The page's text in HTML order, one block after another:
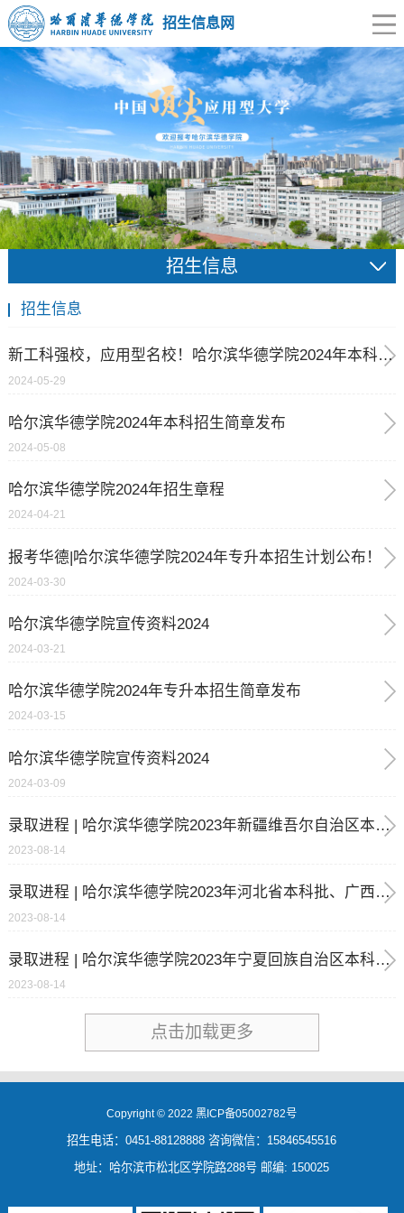
招生信息网
招生信息
招生信息
新工科强校，应用型名校！哈尔滨华德学院2024年本科招生指南！
2024-05-29
哈尔滨华德学院2024年本科招生简章发布
2024-05-08
哈尔滨华德学院2024年招生章程
2024-04-21
报考华德|哈尔滨华德学院2024年专升本招生计划公布！
2024-03-30
哈尔滨华德学院宣传资料2024
2024-03-21
哈尔滨华德学院2024年专升本招生简章发布
2024-03-15
哈尔滨华德学院宣传资料2024
2024-03-09
录取进程 | 哈尔滨华德学院2023年新疆维吾尔自治区本科二批、云南省本科二批录取结束
2023-08-14
录取进程 | 哈尔滨华德学院2023年河北省本科批、广西壮族自治区本科二批、四川省本科二批、山西省本科二批C录取结束
2023-08-14
录取进程 | 哈尔滨华德学院2023年宁夏回族自治区本科二批、海南省本科普通类、江西省本科二批录取结束
2023-08-14
点击加载更多
Copyright © 2022 黑ICP备05002782号
招生电话：0451-88128888 咨询微信：15846545516
地址：哈尔滨市松北区学院路288号 邮编: 150025